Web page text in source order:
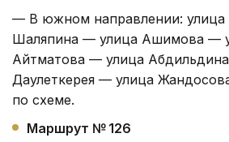
— В южном направлении: улица
Шаляпина — улица Ашимова —
Айтматова — улица
Даулеткерея — улица
по схеме.
Маршрут № 126